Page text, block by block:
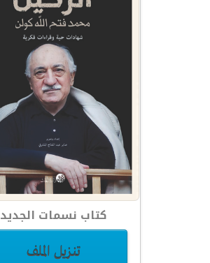
كتاب نسمات الجديد
تنزيل الملف